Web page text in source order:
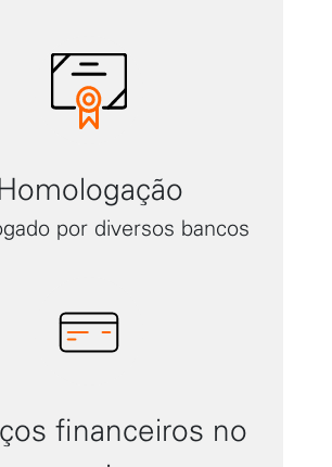
por diversos bancos
financeiros no